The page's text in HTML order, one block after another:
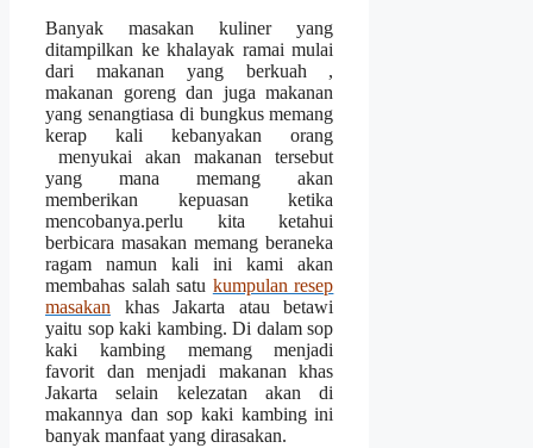
Banyak masakan kuliner yang
ditampilkan ke khalayak ramai mulai
dari makanan yang berkuah ,
makanan goreng dan juga makanan
yang senangtiasa di bungkus memang
kerap kali kebanyakan orang
menyukai akan makanan tersebut
yang mana memang akan
memberikan kepuasan ketika
mencobanya.perlu kita ketahui
berbicara masakan memang beraneka
ragam namun kali ini kami akan
membahas salah satu kumpulan resep
masakan khas Jakarta atau betawi
yaitu sop kaki kambing. Di dalam sop
kaki kambing memang menjadi
favorit dan menjadi makanan khas
Jakarta selain kelezatan akan di
makannya dan sop kaki kambing ini
banyak manfaat yang dirasakan.